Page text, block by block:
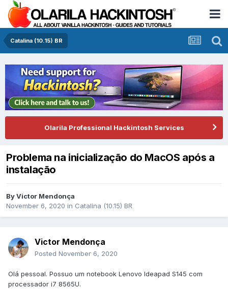
Catalina (10.15) BR
Olarila Professional Hackintosh Services
Problema na inicialização do MacOS após a
instalação
ByVictor Mendonça
November 6, 2020 in Catalina (10.15) BR
Victor Mendonça
Posted November 6, 2020
Olá pessoal. Possuo um notebook Lenovo Ideapad S145 com
processador i7 8565U.